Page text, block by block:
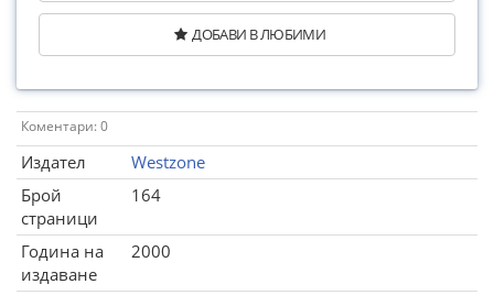
ДОБАВИ В ЛЮБИМИ
Коментари: 0
Издател
Westzone
Брой
страници
164
Година на
издаване
2000